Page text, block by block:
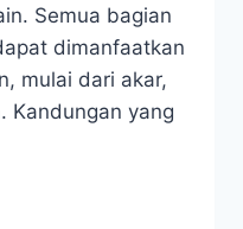
Semua bagian
dimanfaatkan
mulai dari akar,
Kandungan yang